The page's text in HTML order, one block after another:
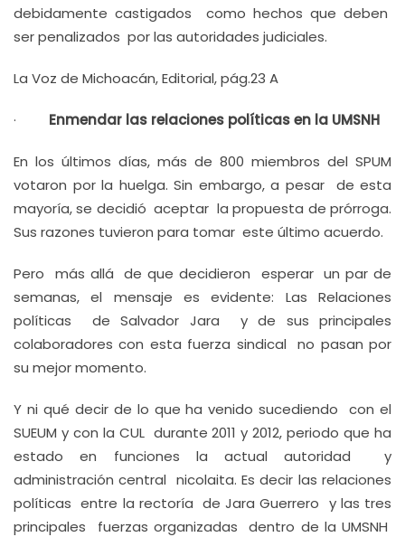
debidamente castigados como hechos que deben
ser penalizados por las autoridades judiciales.
La Voz de Michoacán, Editorial, pág.23 A
· Enmendar las relaciones políticas en la UMSNH
En los últimos días, más de 800 miembros del SPUM
votaron por la huelga. Sin embargo, a pesar de esta
mayoría, se decidió aceptar la propuesta de prórroga.
Sus razones tuvieron para tomar este último acuerdo.
Pero más allá de que decidieron esperar un par de
semanas, el mensaje es evidente: Las Relaciones
políticas de Salvador Jara y de sus principales
colaboradores con esta fuerza sindical no pasan por
su mejor momento.
Y ni qué decir de lo que ha venido sucediendo con el
SUEUM y con la CUL durante 2011 y 2012, periodo que ha
estado en funciones la actual autoridad y
administración central nicolaita. Es decir las relaciones
políticas entre la rectoría de Jara Guerrero y las tres
principales fuerzas organizadas dentro de la UMSNH